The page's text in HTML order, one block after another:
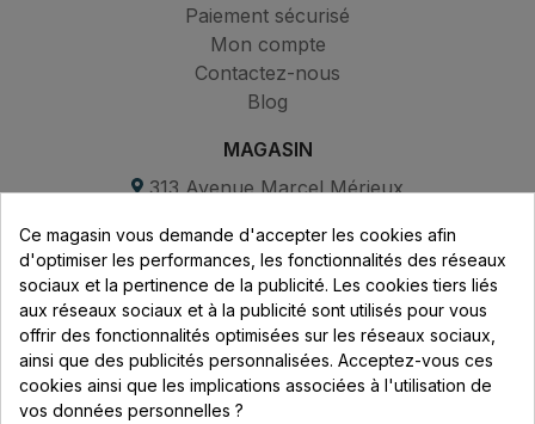
Paiement sécurisé
Mon compte
Contactez-nous
Blog
MAGASIN
313 Avenue Marcel Mérieux
69530 Brignais
Lundi au vendredi :
8h - 16h
uniquement sur Rendez-vous
CONTACT
Ce magasin vous demande d'accepter les cookies afin
d'optimiser les performances, les fonctionnalités des réseaux
sociaux et la pertinence de la publicité. Les cookies tiers liés
aux réseaux sociaux et à la publicité sont utilisés pour vous
offrir des fonctionnalités optimisées sur les réseaux sociaux,
ainsi que des publicités personnalisées. Acceptez-vous ces
cookies ainsi que les implications associées à l'utilisation de
vos données personnelles ?